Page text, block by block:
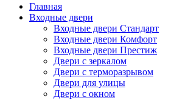
Главная
Входные двери
Входные двери Стандарт
Входные двери Комфорт
Входные двери Престиж
Двери с зеркалом
Двери с терморазрывом
Двери для улицы
Двери с окном